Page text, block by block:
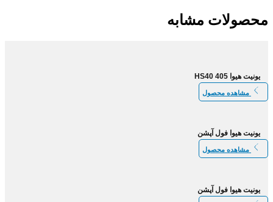
محصولات مشابه
یونیت هیوا 405 HS40
مشاهده محصول
یونیت هیوا فول آپشن
مشاهده محصول
یونیت هیوا فول آپشن